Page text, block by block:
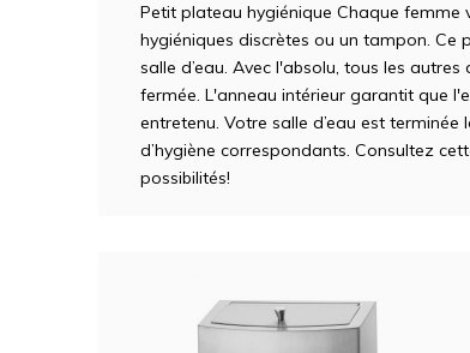
Petit plateau hygiénique Chaque femme
hygiéniques discrètes ou un tampon. Ce
salle d’eau. Avec l'absolu, tous les
fermée. L'anneau intérieur garantit que
entretenu. Votre salle d’eau est
d’hygiène correspondants. Consultez
possibilités!